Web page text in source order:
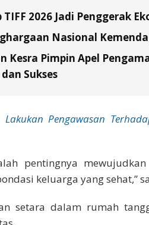
2026 Jadi Penggerak
Nasional
Kesra Pimpin Apel
Sukses
Lakukan Pengawasan
pentingnya
keluarga yang sehat,”
setara dalam rumah